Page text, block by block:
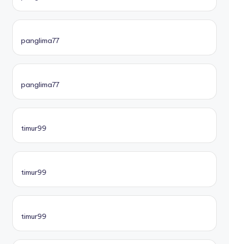
panglima77
panglima77
timur99
timur99
timur99